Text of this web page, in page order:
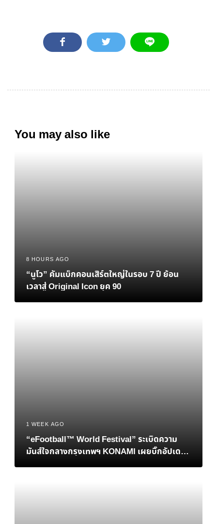
You may also like
8 HOURS AGO
“นูโว” คัมแบ็กคอนเสิร์ตใหญ่ในรอบ 7 ปี ย้อน
เวลาสู่ Original Icon ยุค 90
1 WEEK AGO
“eFootball™ World Festival” ระเบิดความ
มันส์ใจกลางกรุงเทพฯ KONAMI เผยบิ๊กอัปเดต